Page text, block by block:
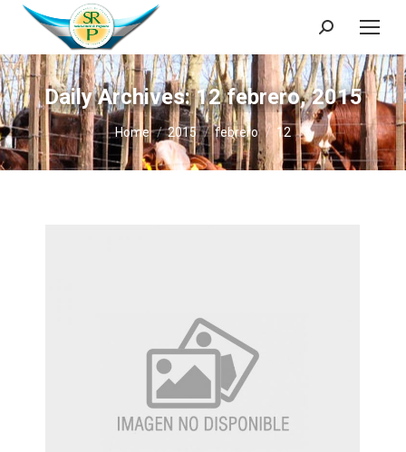
Search:
Daily Archives:12 febrero, 2015
You are here:
Home 2015 febrero 12